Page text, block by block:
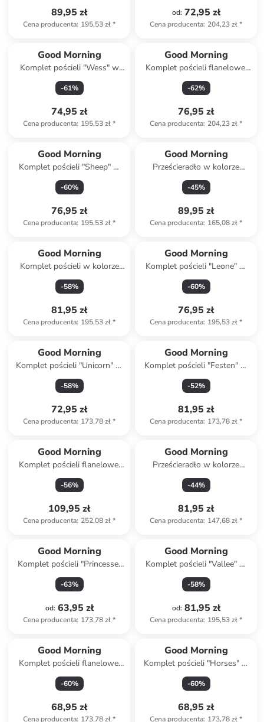
89,95 zł
Cena producenta: 195,53 zł*
od: 72,95 zł
Cena producenta: 204,23 zł*
Good Morning
Komplet pościeli "Wess" w
kolorze jasnoszaro-brązowym
-61%
74,95 zł
Cena producenta: 195,53 zł*
Good Morning
Komplet pościeli flanelowej
"Polar" ze wzorem
-62%
76,95 zł
Cena producenta: 204,23 zł*
Good Morning
Komplet pościeli "Sheep" w
kolorze granatowym
-60%
76,95 zł
Cena producenta: 195,53 zł*
Good Morning
Prześcieradło w kolorze
białym na gumce
-45%
89,95 zł
Cena producenta: 165,08 zł*
Good Morning
Komplet pościeli w kolorze
pomarańczowym ze wzorem
-58%
81,95 zł
Cena producenta: 195,53 zł*
Good Morning
Komplet pościeli "Leone" w
kolorze szarym ze wzorem
-60%
76,95 zł
Cena producenta: 195,53 zł*
Good Morning
Komplet pościeli "Unicorn" w
kolorze zielono-różowym
-58%
72,95 zł
Cena producenta: 173,78 zł*
Good Morning
Komplet pościeli "Festen" w
kolorze turkusowym
-52%
81,95 zł
Cena producenta: 173,78 zł*
Good Morning
Komplet pościeli flanelowej
"Chief" w kolorze szarym
-56%
109,95 zł
Cena producenta: 252,08 zł*
Good Morning
Prześcieradło w kolorze
szarym na gumce
-44%
81,95 zł
Cena producenta: 147,68 zł*
Good Morning
Komplet pościeli "Princesse"
w kolorze morskim
-63%
od: 63,95 zł
Cena producenta: 173,78 zł*
Good Morning
Komplet pościeli "Vallee" w
kolorze miętowym ze wzorem
-58%
od: 81,95 zł
Cena producenta: 195,53 zł*
Good Morning
Komplet pościeli flanelowej
"Safe" w kolorze niebieskim
-60%
68,95 zł
Cena producenta: 173,78 zł*
Good Morning
Komplet pościeli "Horses" w
kolorze jasnoróżowym ze
wzorem
-60%
68,95 zł
Cena producenta: 173,78 zł*